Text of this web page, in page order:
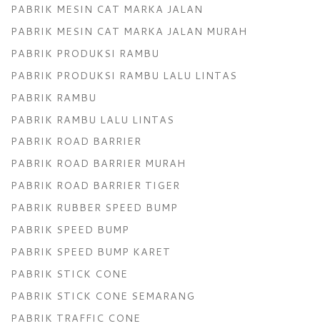
PABRIK MESIN CAT MARKA JALAN
PABRIK MESIN CAT MARKA JALAN MURAH
PABRIK PRODUKSI RAMBU
PABRIK PRODUKSI RAMBU LALU LINTAS
PABRIK RAMBU
PABRIK RAMBU LALU LINTAS
PABRIK ROAD BARRIER
PABRIK ROAD BARRIER MURAH
PABRIK ROAD BARRIER TIGER
PABRIK RUBBER SPEED BUMP
PABRIK SPEED BUMP
PABRIK SPEED BUMP KARET
PABRIK STICK CONE
PABRIK STICK CONE SEMARANG
PABRIK TRAFFIC CONE